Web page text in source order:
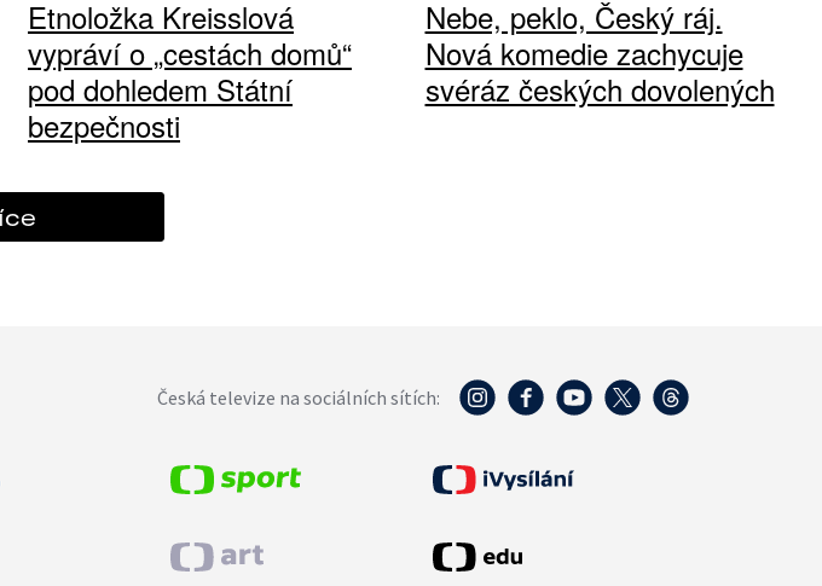
Etnoložka Kreisslová
vypráví o „cestách domů“
pod dohledem Státní
bezpečnosti
Nebe, peklo, Český ráj.
Nová komedie zachycuje
svéráz českých dovolených
Česká televize na sociálních sítích: